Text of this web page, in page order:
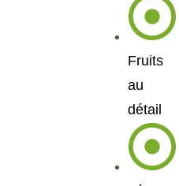
Fruits
au
détail